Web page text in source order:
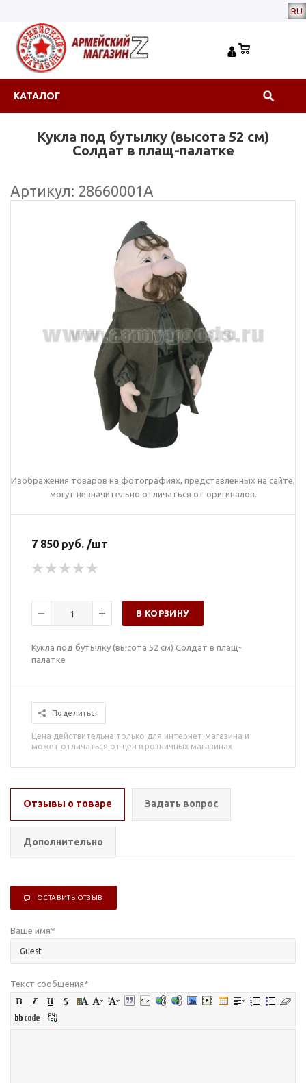
RU
КАТАЛОГ
Кукла под бутылку (высота 52 см)
Солдат в плащ-палатке
Артикул: 28660001А
Изображения товаров на фотографиях, представленных на сайте,
могут незначительно отличаться от оригиналов.
7 850 руб. /шт
В КОРЗИНУ
Кукла под бутылку (высота 52 см) Солдат в плащ-
палатке
Поделиться
Цена действительна только для интернет-магазина и
может отличаться от цен в розничных магазинах
Отзывы о товаре Задать вопрос
Дополнительно
ОСТАВИТЬ ОТЗЫВ
Ваше имя*
Текст сообщения*